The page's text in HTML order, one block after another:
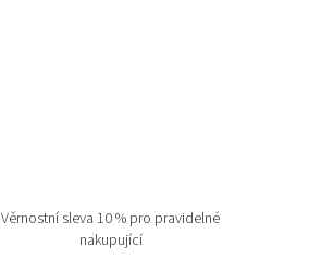
Věrnostní sleva 10 % pro pravidelné
nakupující